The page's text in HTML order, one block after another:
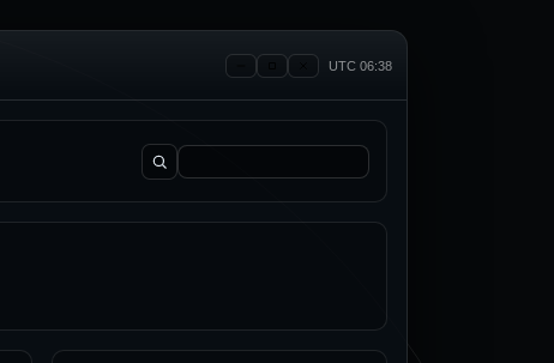
UTC 06:38
Rechercher :